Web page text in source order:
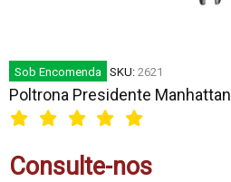
Sob Encomenda SKU: 2621
Poltrona Presidente Manhattan
Consulte-nos